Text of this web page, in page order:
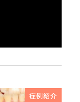
症例紹介